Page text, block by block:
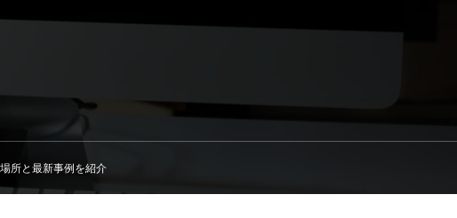
所と最新事例を紹介